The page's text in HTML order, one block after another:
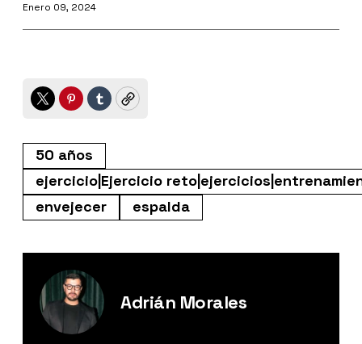
Enero 09, 2024
TwitterPinterest
TumblrCopy
50 años
ejercicio|Ejercicio
envejecer
espalda
Adrián Morales